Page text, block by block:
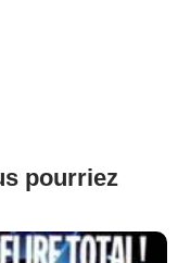
pourriez